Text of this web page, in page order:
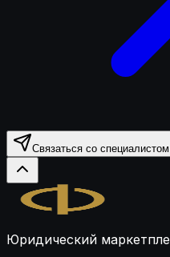
Связаться со специалистом
Юридический